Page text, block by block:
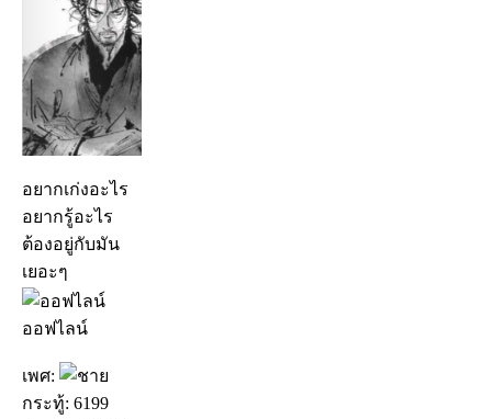
อยากเก่งอะไร
อยากรู้อะไร
ต้องอยู่กับมัน
เยอะๆ
ออฟไลน์
เพศ:
กระทู้: 6199